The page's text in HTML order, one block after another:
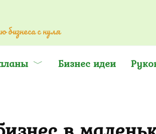
бизнеса с нуля
Бизнес идеи